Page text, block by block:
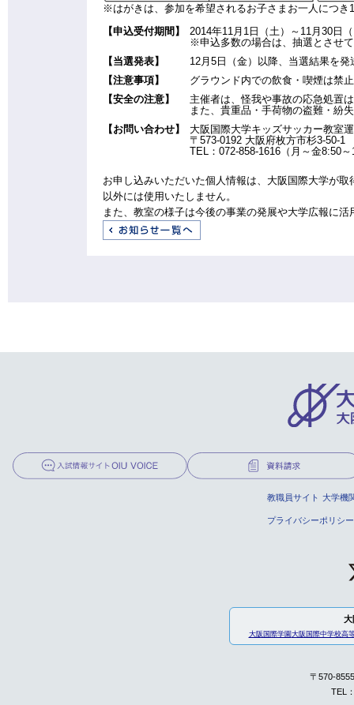
※はがきは、参加を希望されるお子さまお一人につき
【申込受付期間】
2014年11月1日（土）～11月30日
※申込多数の場合は、抽選とさせ
【当選発表】
12月5日（金）以降、当選結果を
【注意事項】
グラウンド内での飲食・喫煙は禁
【安全の注意】
主催者は、怪我や事故の応急処置
また、貴重品・手荷物の盗難・紛
【お問い合わせ】
大阪国際大学キッズサッカー教室
〒573-0192 大阪府枚方市杉3-50-1
TEL：072-858-1616（月～金8:50
お申し込みいただいた個人情報は、大阪国際大学が
以外には使用いたしません。
また、教室の様子は今後の事業の発展や大学広報に
教職員サイト 大学機
プライバシーポリシー
大
大阪国際学園大阪国際中学校高
〒570-
TEL